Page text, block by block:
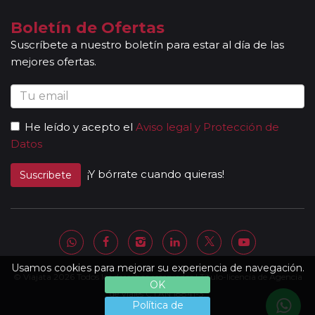
Usamos cookies para mejorar su experiencia de navegación.
OK
Política de
viaje, se aceptan reservas a compartir solamente si la
duración del sector es de al menos 7 noches de hotel.
Mayores de 65 años:las personas mayores de 65 años se
beneficiarán de un descuento del 5% en todos los viajes
programados en temporada baja y durante todo el año en
los circuitos marcados con el símbolo "pasajero club".
importe alguno sin tener derecho a servicio alguno
(atención, el seguro tampoco está incluido). Los padres
abonarán directamente los servicios que pudieran precisar y
requieran (cuna, etc.). * De 3 a 8 años: Se les ofrece un
ofrece un descuento del 10 % en el valor del viaje (no valido
para grupos).
Otras notas a tener en cuenta:
Todas nuestras rutas, independientemente del
número de pasajeros, incluyen la presencia de guías
acompañantes, profesionales con mucha experiencia,
Boletín de Ofertas
Suscríbete a nuestro boletín para estar al día de las
mejores ofertas.
He leído y acepto el Aviso legal y Protección de
Datos
Suscribete ¡Y bórrate cuando quieras!
© Viajata 2026 Todos los derechos reservados | Título-licencia de Agencia
de Viajes C.I.AN 18841-3.